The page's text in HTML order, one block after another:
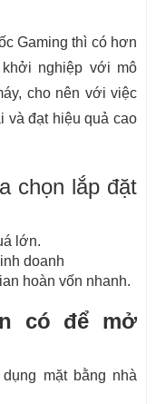
Gaming thì có hơn
nghiệp với mô
cho nên với việc
và đạt hiệu quả cao
chọn lắp đặt
lớn.
doanh
hoàn vốn nhanh.
có để mở
mặt bằng nhà